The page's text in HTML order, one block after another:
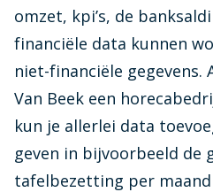
omzet, kpi’s, de
financiële data kunnen
niet-financiële gegevens.
Van Beek een
kun je allerlei data
geven in bijvoorbeeld de
tafelbezetting per